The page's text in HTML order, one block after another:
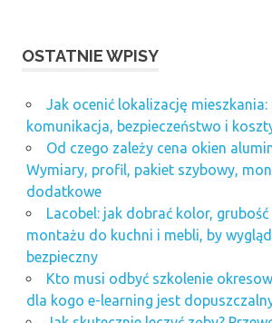
OSTATNIE WPISY
Jak ocenić lokalizację
komunikacja, bezpieczeństwo i
Od czego zależy cena okien
Wymiary, profil, pakiet szybowy,
dodatkowe
Lacobel: jak dobrać kolor,
montażu do kuchni i mebli, by
bezpieczny
Kto musi odbyć szkolenie
dla kogo e-learning jest